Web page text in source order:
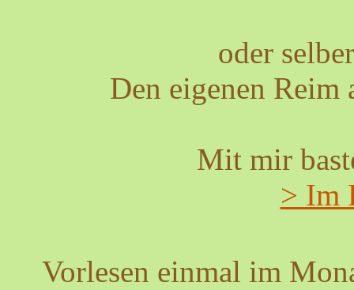
oder
Den eigenen
Mit mir
> Im
Vorlesen einmal im